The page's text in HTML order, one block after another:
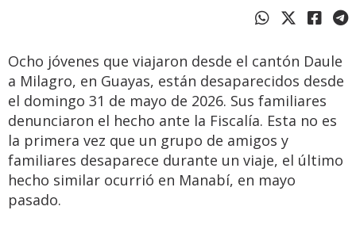
Ocho jóvenes que viajaron desde el cantón Daule
a Milagro, en Guayas, están desaparecidos desde
el domingo 31 de mayo de 2026. Sus familiares
denunciaron el hecho ante la Fiscalía. Esta no es
la primera vez que un grupo de amigos y
familiares desaparece durante un viaje, el último
hecho similar ocurrió en Manabí, en mayo
pasado.